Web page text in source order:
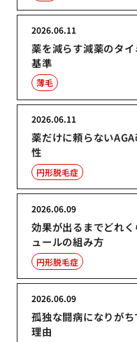
薬を減らす減薬のタ
基準
2026.06.11
薄毛
薬だけに頼らない
性
2026.06.11
円形脱毛症
効果が出るまでどれ
ュールの組み方
2026.06.09
円形脱毛症
孤独な闘病になりが
理由
2026.06.09